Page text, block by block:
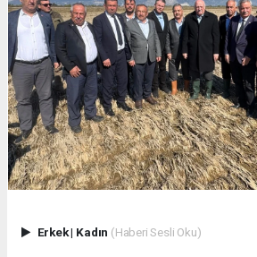
Erkek| Kadın (Haberi Sesli Oku)